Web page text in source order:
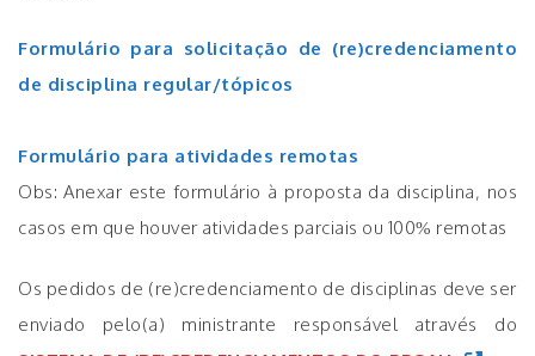
Formulário para solicitação de (re)credenciamento
de disciplina regular/tópicos
Formulário para atividades remotas
Obs: Anexar este formulário à proposta da disciplina, nos
casos em que houver atividades parciais ou 100% remotas
Os pedidos de (re)credenciamento de disciplinas deve ser
enviado pelo(a) ministrante responsável através do